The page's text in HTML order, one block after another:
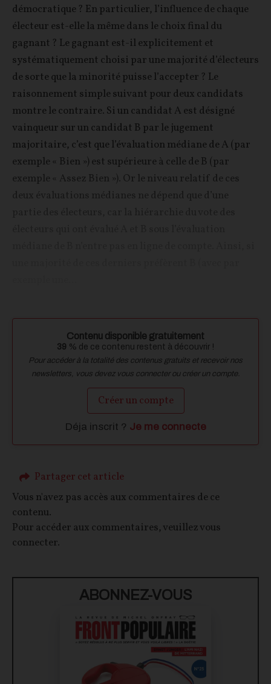
démocratique ? En particulier, l’influence de chaque
électeur est-elle la même dans le choix final du
gagnant ? Le gagnant est-il explicitement et
systématiquement choisi par une majorité d’électeurs
de sorte que la minorité puisse l’accepter ? Le
raisonnement simple suivant pour deux candidats
montre le contraire. Si un candidat A est désigné
vainqueur sur un candidat B par le jugement
majoritaire, c’est que l’évaluation médiane de A (par
exemple « Bien ») est supérieure à celle de B (par
exemple « Assez Bien »). Or le niveau relatif de ces
Contenu disponible gratuitement
39 % de ce contenu restent à découvrir !
Pour accéder à la totalité des contenus gratuits et recevoir nos
newsletters, vous devez vous connecter ou créer un compte.
Créer un compte
Déja inscrit ? Je me connecte
Partager cet article
Vous n'avez pas accès aux commentaires de ce
contenu.
Pour accéder aux commentaires, veuillez vous
connecter.
ABONNEZ-VOUS